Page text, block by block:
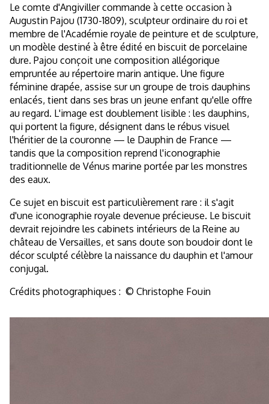
Le comte d'Angiviller commande à cette occasion à
Augustin Pajou (1730-1809), sculpteur ordinaire du roi et
membre de l'Académie royale de peinture et de sculpture,
un modèle destiné à être édité en biscuit de porcelaine
dure. Pajou conçoit une composition allégorique
empruntée au répertoire marin antique. Une figure
féminine drapée, assise sur un groupe de trois dauphins
enlacés, tient dans ses bras un jeune enfant qu'elle offre
au regard. L'image est doublement lisible : les dauphins,
qui portent la figure, désignent dans le rébus visuel
l'héritier de la couronne — le Dauphin de France —
tandis que la composition reprend l'iconographie
traditionnelle de Vénus marine portée par les monstres
des eaux.
Ce sujet en biscuit est particulièrement rare : il s'agit
d'une iconographie royale devenue précieuse. Le biscuit
devrait rejoindre les cabinets intérieurs de la Reine au
château de Versailles, et sans doute son boudoir dont le
décor sculpté célèbre la naissance du dauphin et l'amour
conjugal.
Crédits photographiques : © Christophe Fouin